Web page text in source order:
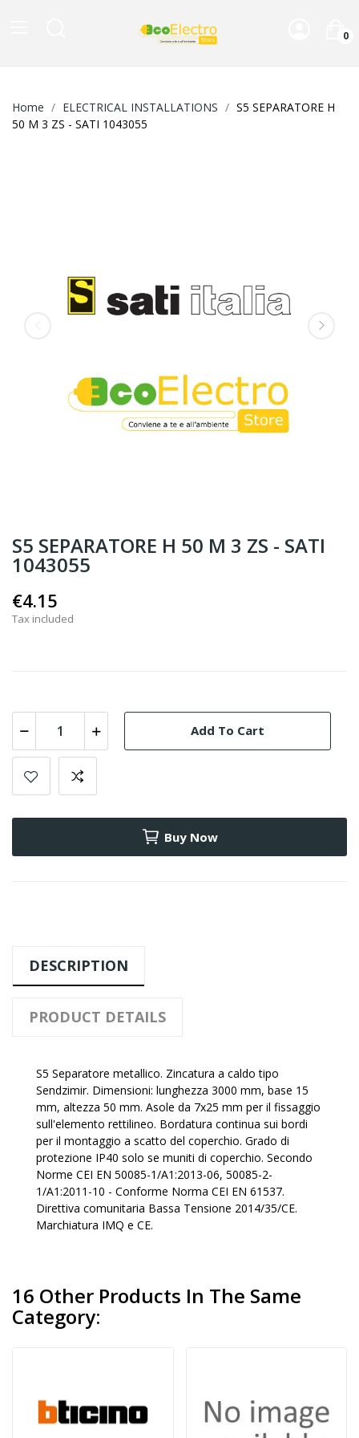
0
Home ELECTRICAL INSTALLATIONS
S5 SEPARATORE H
50 M 3 ZS - SATI 1043055
S5 SEPARATORE H 50 M 3 ZS - SATI
1043055
€4.15
Tax included
Add To Cart
Buy Now
DESCRIPTION
PRODUCT DETAILS
S5 Separatore metallico. Zincatura a caldo tipo
Sendzimir. Dimensioni: lunghezza 3000 mm, base 15
mm, altezza 50 mm. Asole da 7x25 mm per il fissaggio
sull'elemento rettilineo. Bordatura continua sui bordi
per il montaggio a scatto del coperchio. Grado di
protezione IP40 solo se muniti di coperchio. Secondo
Norme CEI EN 50085-1/A1:2013-06, 50085-2-
1/A1:2011-10 - Conforme Norma CEI EN 61537.
Direttiva comunitaria Bassa Tensione 2014/35/CE.
Marchiatura IMQ e CE.
16 Other Products In The Same
Category: